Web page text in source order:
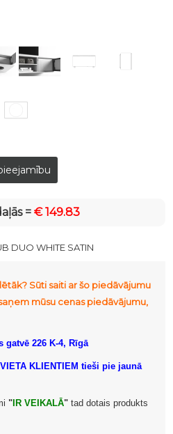
=€ 149.83
DUO WHITE SATIN
Sūti saiti ar šo piedāvājumu
mūsu cenas piedāvājumu,
gatvē 226 K-4, Rīgā
KLIENTIEM tieši pie jaunā
" IR VEIKALĀ" tad dotais produkts